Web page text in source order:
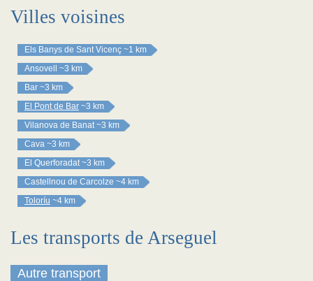
Villes voisines
Els Banys de Sant Vicenç ~1 km
Ansovell
~3 km
Bar ~3 km
El Pont de Bar ~3 km
Vilanova de Banat ~3 km
Cava ~3 km
El Querforadat ~3 km
Castellnou de Carcolze ~4 km
Toloríu ~4 km
Les transports de Arseguel
Autre transport